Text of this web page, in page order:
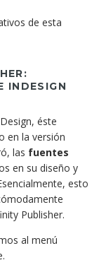
de esta
INDESIGN
éste
en la versión
las fuentes
en su diseño y
esto
Publisher.
al menú